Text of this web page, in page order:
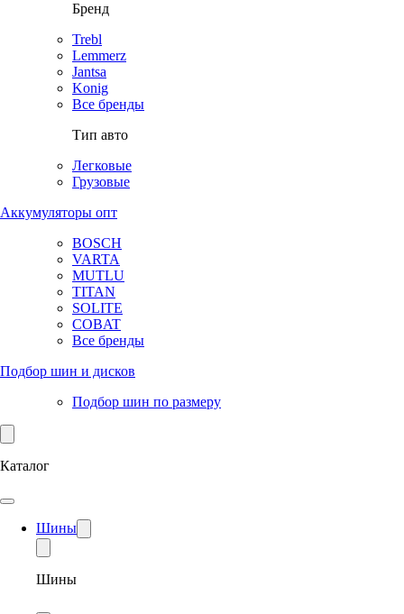
Бренд
Trebl
Lemmerz
Jantsa
Konig
Все бренды
Тип авто
Легковые
Грузовые
Аккумуляторы опт
BOSCH
VARTA
MUTLU
TITAN
SOLITE
COBAT
Все бренды
Подбор шин и дисков
Подбор шин по размеру
Каталог
Шины
Шины